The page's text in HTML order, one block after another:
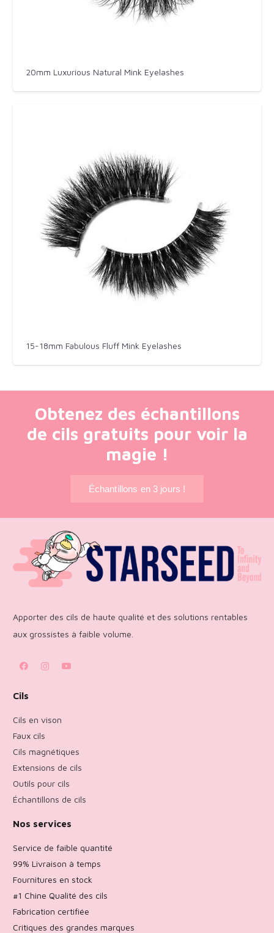
20mm Luxurious Natural Mink Eyelashes
15-18mm Fabulous Fluff Mink Eyelashes
Obtenez des échantillons
de cils gratuits pour voir la
magie !
Échantillons en 3 jours !
Apporter des cils de haute qualité et des solutions rentables
aux grossistes à faible volume.
Cils
Cils en vison
Faux cils
Cils magnétiques
Extensions de cils
Outils pour cils
Échantillons de cils
Nos services
Service de faible quantité
99% Livraison à temps
Fournitures en stock
#1 Chine Qualité des cils
Fabrication certifiée
Critiques des grandes marques